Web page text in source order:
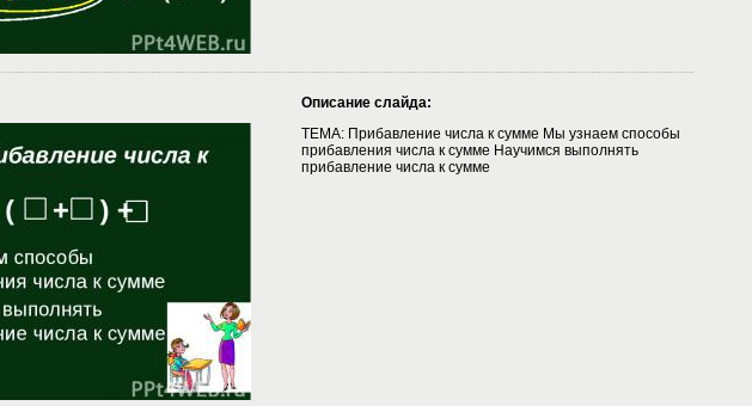
Описание слайда:
ТЕМА: Прибавление числа к сумме Мы узнаем способы
прибавления числа к сумме Научимся выполнять
прибавление числа к сумме